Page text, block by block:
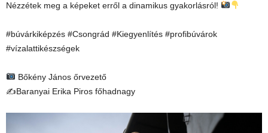
Nézzétek meg a képeket erről a dinamikus gyakorlásról!
#búvárkiképzés #Csongrád #Kiegyenlítés #profibúvárok
#vízalattikészségek
Bőkény János őrvezető
✍️Baranyai Erika Piros főhadnagy